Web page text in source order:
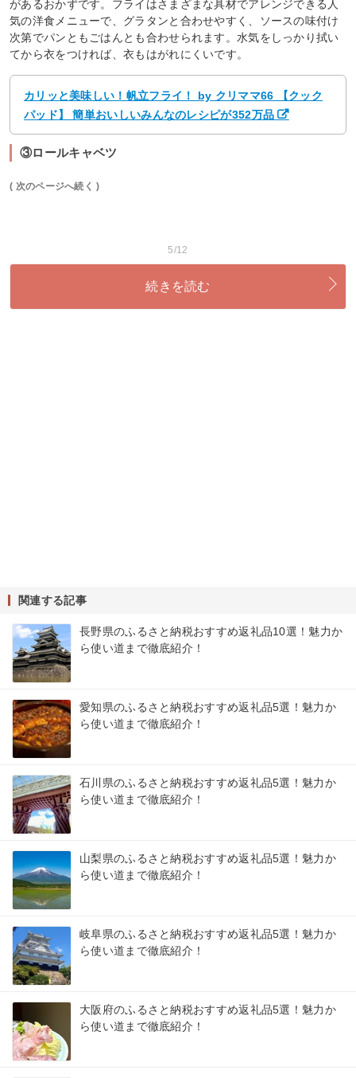
があるおかずです。フライはさまざまな具材でアレンジできる人
気の洋食メニューで、グラタンと合わせやすく、ソースの味付け
次第でパンともごはんとも合わせられます。水気をしっかり拭い
てから衣をつければ、衣もはがれにくいです。
カリッと美味しい！帆立フライ！ by クリママ66 【クック
パッド】 簡単おいしいみんなのレシピが352万品
③ロールキャベツ
( 次のページへ続く )
5/12
続きを読む
関連する記事
長野県のふるさと納税おすすめ返礼品10選！魅力か
ら使い道まで徹底紹介！
愛知県のふるさと納税おすすめ返礼品5選！魅力か
ら使い道まで徹底紹介！
石川県のふるさと納税おすすめ返礼品5選！魅力か
ら使い道まで徹底紹介！
山梨県のふるさと納税おすすめ返礼品5選！魅力か
ら使い道まで徹底紹介！
岐阜県のふるさと納税おすすめ返礼品5選！魅力か
ら使い道まで徹底紹介！
大阪府のふるさと納税おすすめ返礼品5選！魅力か
ら使い道まで徹底紹介！